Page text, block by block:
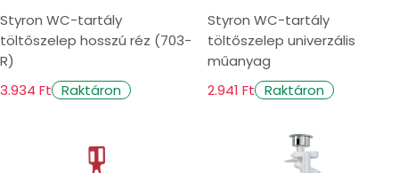
Styron WC-tartály
töltőszelep hosszú réz (703-
R)
3.934 Ft Raktáron
Styron WC-tartály
töltőszelep univerzális
műanyag
2.941 Ft Raktáron